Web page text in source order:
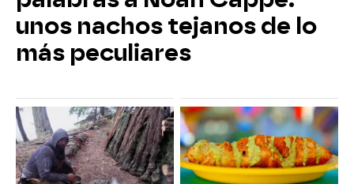
unos nachos tejanos de lo
más peculiares